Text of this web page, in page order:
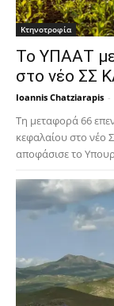
Κτηνοτροφία
Το ΥΠΑΑΤ
στο νέο ΣΣ
Ioannis Chatziarapis -
Τη μεταφορά 66
κεφαλαίου στο νέο
αποφάσισε το